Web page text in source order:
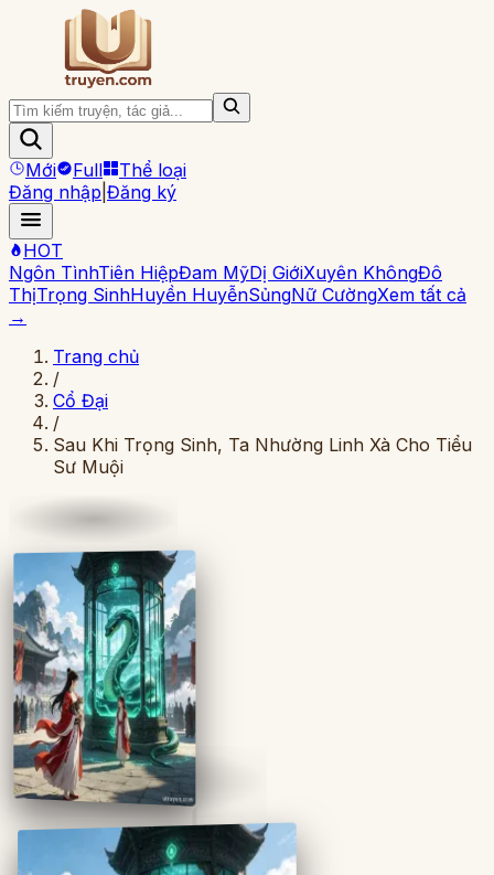
Mới Full
Thể loại
Đăng nhập Đăng ký
HOT
Ngôn TìnhTiên HiệpĐam MỹDị GiớiXuyên KhôngĐô
ThịTrọng SinhHuyền HuyễnSủngNữ CườngXem tất cả
→
Trang chủ
/
Cổ Đại
/
Sau Khi Trọng Sinh, Ta Nhường Linh Xà Cho Tiểu
Sư Muội